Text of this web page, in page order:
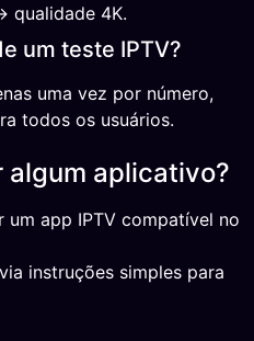
qualidade 4K.
um teste IPTV?
uma vez por número,
todos os usuários.
algum aplicativo?
um app IPTV compatível no
instruções simples para